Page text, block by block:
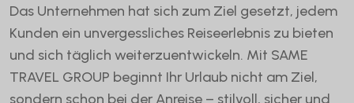
Das Unternehmen hat sich zum Ziel gesetzt, jedem
Kunden ein unvergessliches Reiseerlebnis zu bieten
und sich täglich weiterzuentwickeln. Mit SAME
TRAVEL GROUP beginnt Ihr Urlaub nicht am Ziel,
sondern schon bei der Anreise – stilvoll, sicher und